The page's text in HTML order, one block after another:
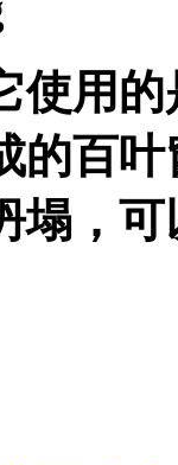
使用
的百
塌，